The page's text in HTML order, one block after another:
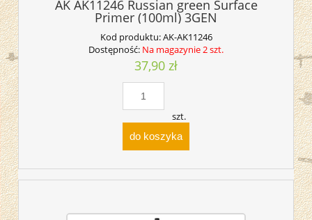
AK AK11246 Russian green Surface
Primer (100ml) 3GEN
Kod produktu:AK-AK11246
Dostępność: Na magazynie 2 szt.
37,90 zł
szt.
do koszyka